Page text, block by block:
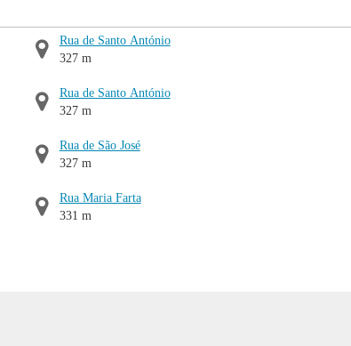
Rua de Santo António
327 m
Rua de Santo António
327 m
Rua de São José
327 m
Rua Maria Farta
331 m